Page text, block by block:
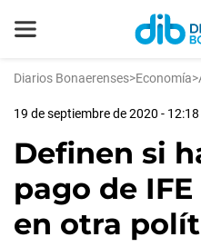
Diarios Bonaerenses>Economía>
19 de septiembre de 2020 - 12:18
Definen si
pago de IFE
en otra